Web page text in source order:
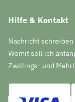
Hilfe & Kontakt
Nachricht schreiben
Womit soll ich
Zwillings- und